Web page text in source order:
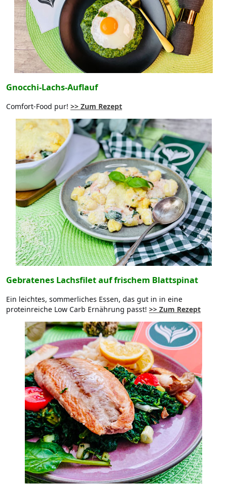
Gnocchi-Lachs-Auflauf
Comfort-Food pur! >> Zum Rezept
Gebratenes Lachsfilet auf frischem Blattspinat
Ein leichtes, sommerliches Essen, das gut in in eine
proteinreiche Low Carb Ernährung passt! >> Zum Rezept